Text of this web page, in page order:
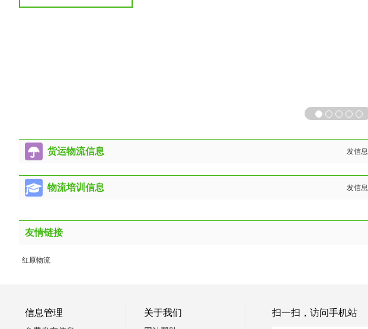
货运物流信息 发信息
物流培训信息 发信息
友情链接
红原物流
信息管理 关于我们 扫一扫，访问手机站